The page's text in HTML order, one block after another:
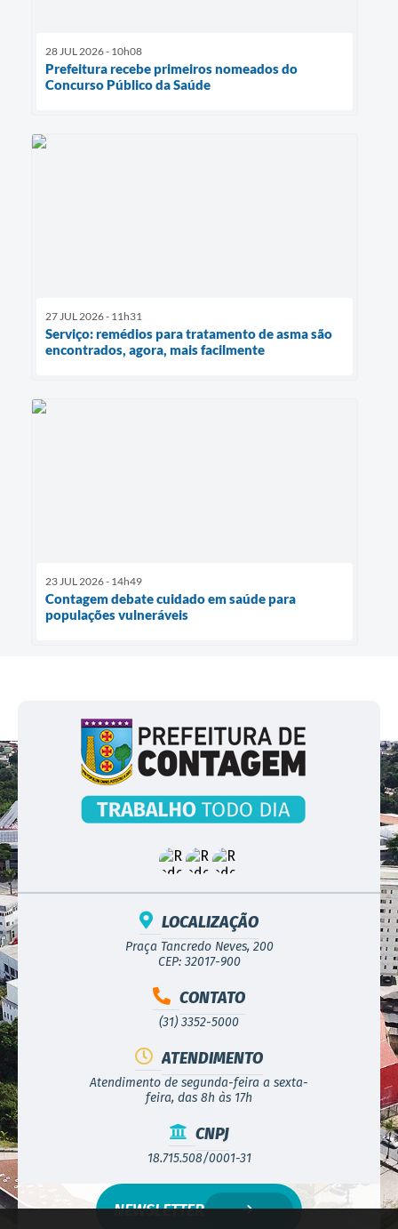
28 JUL 2026 - 10h08
Prefeitura recebe primeiros nomeados do
Concurso Público da Saúde
27 JUL 2026 - 11h31
Serviço: remédios para tratamento de asma são
encontrados, agora, mais facilmente
23 JUL 2026 - 14h49
Contagem debate cuidado em saúde para
populações vulneráveis
LOCALIZAÇÃO
Praça Tancredo Neves, 200
CEP: 32017-900
CONTATO
(31) 3352-5000
ATENDIMENTO
Atendimento de segunda-feira a sexta-
feira, das 8h às 17h
CNPJ
18.715.508/0001-31
NEWSLETTER